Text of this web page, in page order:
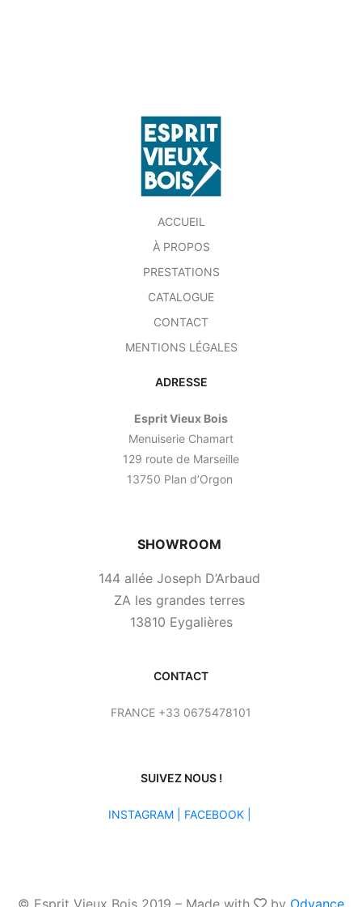
ACCUEIL
À PROPOS
PRESTATIONS
CATALOGUE
CONTACT
MENTIONS LÉGALES
ADRESSE
Esprit Vieux Bois
Menuiserie Chamart
129 route de Marseille
13750 Plan d’Orgon
SHOWROOM
144 allée Joseph D’Arbaud
ZA les grandes terres
13810 Eygalières
CONTACT
FRANCE +33 0675478101
SUIVEZ NOUS !
INSTAGRAM| FACEBOOK |
© Esprit Vieux Bois 2019 – Made with by Odyance